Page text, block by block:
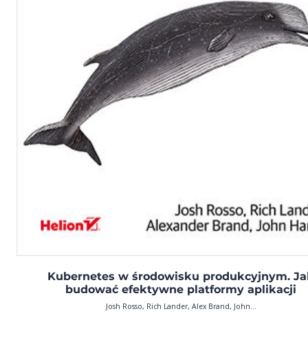
Kubernetes w środowisku produkcyjnym.
budować efektywne platformy aplikacji
Josh Rosso, Rich Lander, Alex Brand, John...